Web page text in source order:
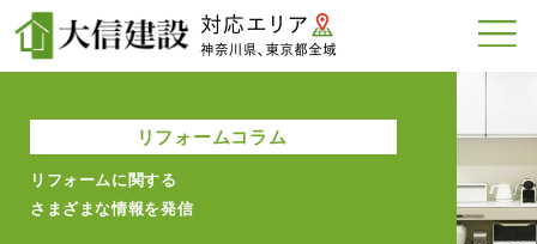
リフォームコラム
リフォームに関する
さまざまな情報を発信